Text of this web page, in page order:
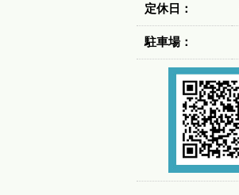
定休日：
駐車場：